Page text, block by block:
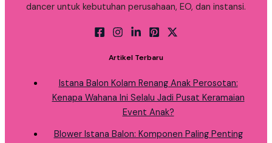
dancer untuk kebutuhan perusahaan, EO, dan instansi.
Artikel Terbaru
Istana Balon Kolam Renang Anak Perosotan:
Kenapa Wahana Ini Selalu Jadi Pusat Keramaian
Event Anak?
Blower Istana Balon: Komponen Paling Penting